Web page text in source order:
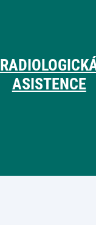
ASISTENCE